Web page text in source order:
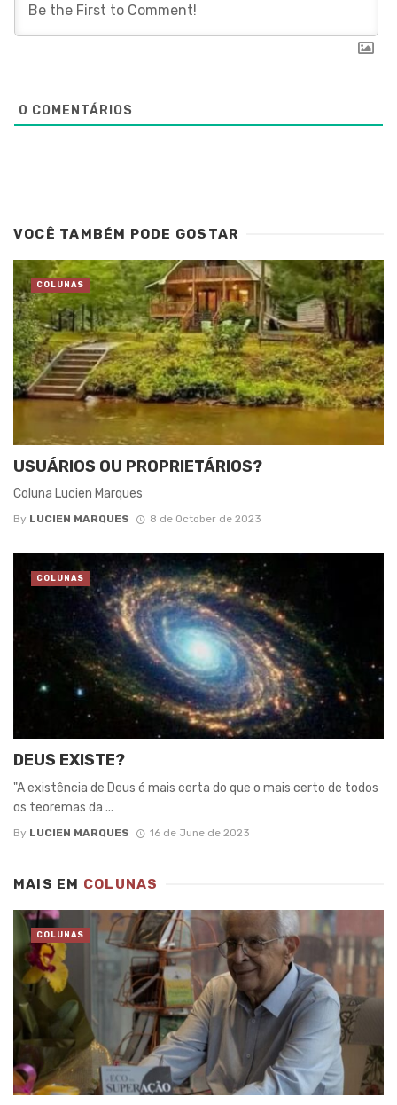
0 COMENTÁRIOS
VOCÊ TAMBÉM PODE GOSTAR
USUÁRIOS OU PROPRIETÁRIOS?
Coluna Lucien Marques
By LUCIEN MARQUES 8 de October de 2023
COLUNAS
DEUS EXISTE?
"A existência de Deus é mais certa do que o mais certo de todos
os teoremas da ...
By LUCIEN MARQUES 16 de June de 2023
COLUNAS
MAIS EM COLUNAS
COLUNAS